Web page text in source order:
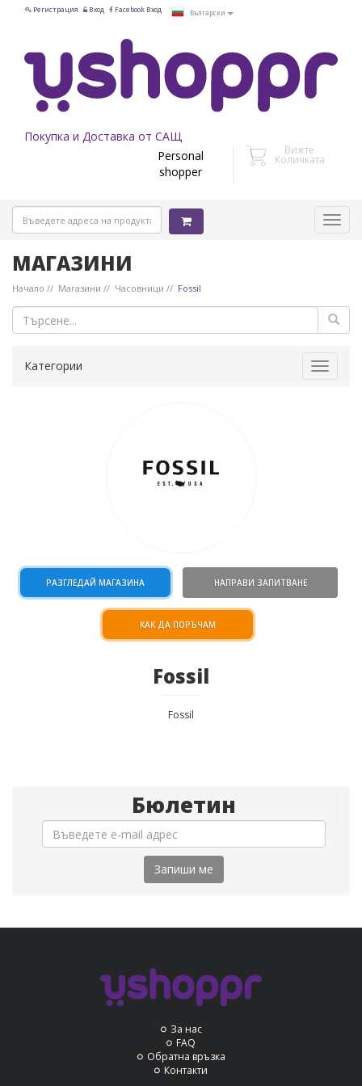
Регистрация Вход Facebook Вход Български
Покупка и Доставка от САЩ
Personal
shopper
Вижте
Количката
МАГАЗИНИ
Начало Магазини Часовници Fossil
Toggle
Категории
РАЗГЛЕДАЙ МАГАЗИНА НАПРАВИ ЗАПИТВАНЕ
КАК ДА ПОРЪЧАМ
Fossil
Fossil
Бюлетин
Запиши ме
За нас
FAQ
Обратна връзка
Контакти